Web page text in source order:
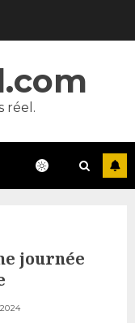
réel.
journée